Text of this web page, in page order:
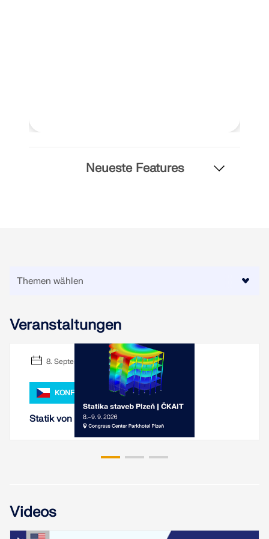
LASTZONEN PRÜFEN
Neueste Features
Veranstaltungen
8. September 2026 - 9. September 2026
KONFERENZ
Statik von Bauten Pilsen 2026
Videos